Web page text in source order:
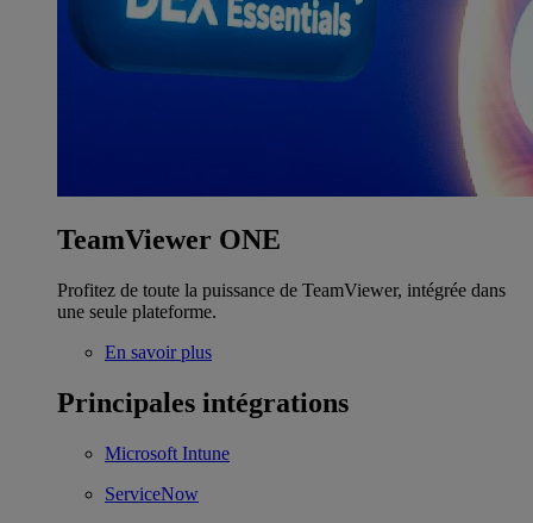
TeamViewer ONE
Profitez de toute la puissance de TeamViewer, intégrée dans
une seule plateforme.
En savoir plus
Principales intégrations
Microsoft Intune
ServiceNow